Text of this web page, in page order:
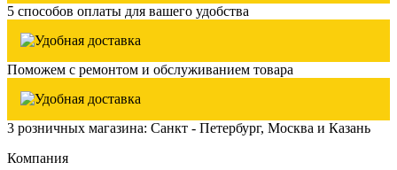
5 способов оплаты для вашего удобства
Поможем с ремонтом и обслуживанием товара
3 розничных магазина: Санкт - Петербург, Москва и Казань
Компания